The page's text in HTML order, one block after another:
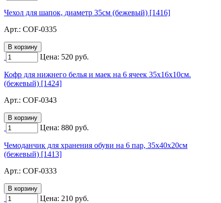
Чехол для шапок, диаметр 35см (бежевый) [1416]
Арт.: COF-0335
Цена: 520 руб.
Кофр для нижнего белья и маек на 6 ячеек 35х16х10см.
(бежевый) [1424]
Арт.: COF-0343
Цена: 880 руб.
Чемоданчик для хранения обуви на 6 пар, 35х40х20см
(бежевый) [1413]
Арт.: COF-0333
Цена: 210 руб.